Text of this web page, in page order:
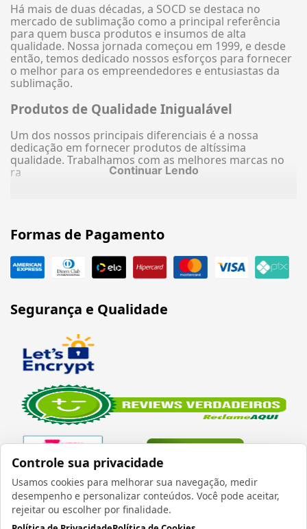
Controle sua privacidade
Usamos cookies para melhorar sua navegação, medir
desempenho e personalizar conteúdos. Você pode aceitar,
rejeitar ou escolher por finalidade.
Há mais de duas décadas, a SOCD se destaca no
mercado de sublimação como a principal referência
para quem busca produtos e insumos de alta
qualidade. Nossa jornada começou em 1999, e desde
então, temos dedicado nossos esforços para fornecer
o melhor para os empreendedores e entusiastas da
sublimação.
Produtos de Qualidade Inigualável
Um dos nossos principais diferenciais é a nossa
dedicação em fornecer produtos de altíssima
qualidade. Trabalhamos com as melhores marcas no
ra
Continuar Lendo
Formas de Pagamento
Segurança e Qualidade